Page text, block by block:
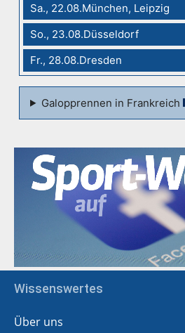
Sa., 22.08.München, Leipzig
So., 23.08.Düsseldorf
Fr., 28.08.Dresden
Galopprennen in Frankreich
Wissenswertes
Über uns